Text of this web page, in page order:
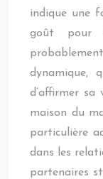
indique une
goût pour
dynamique,
d’affirmer sa
maison du
particulière
dans les
partenaires